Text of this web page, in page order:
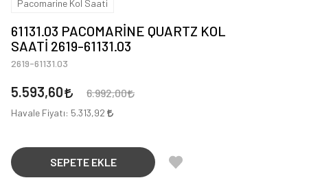
Pacomarine Kol Saati
61131.03 PACOMARİNE QUARTZ KOL
SAATİ 2619-61131.03
2619-61131.03
5.593,60 6.992,00
Havale Fiyatı: 5.313,92
SEPETE EKLE